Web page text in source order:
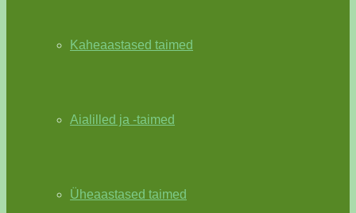
Kaheaastased taimed
Aialilled ja -taimed
Üheaastased taimed